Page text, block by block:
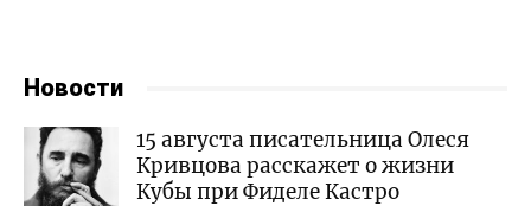
Новости
15 августа писательница Олеся
Кривцова расскажет о жизни
Кубы при Фиделе Кастро